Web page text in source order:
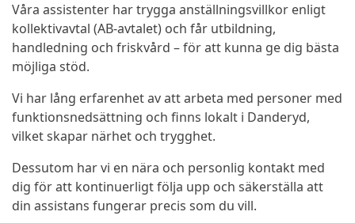
Våra assistenter har trygga anställningsvillkor enligt
kollektivavtal (AB-avtalet) och får utbildning,
handledning och friskvård – för att kunna ge dig bästa
möjliga stöd.
Vi har lång erfarenhet av att arbeta med personer med
funktionsnedsättning och finns lokalt i Danderyd,
vilket skapar närhet och trygghet.
Dessutom har vi en nära och personlig kontakt med
dig för att kontinuerligt följa upp och säkerställa att
din assistans fungerar precis som du vill.